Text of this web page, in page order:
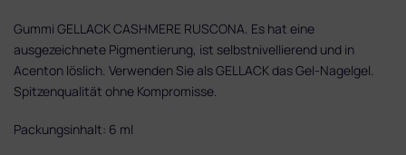
Gummi GELLACK CASHMERE RUSCONA. Es hat eine
ausgezeichnete Pigmentierung, ist selbstnivellierend und in
Acenton löslich. Verwenden Sie als GELLACK das Gel-Nagelgel.
Spitzenqualität ohne Kompromisse.
Packungsinhalt: 6 ml